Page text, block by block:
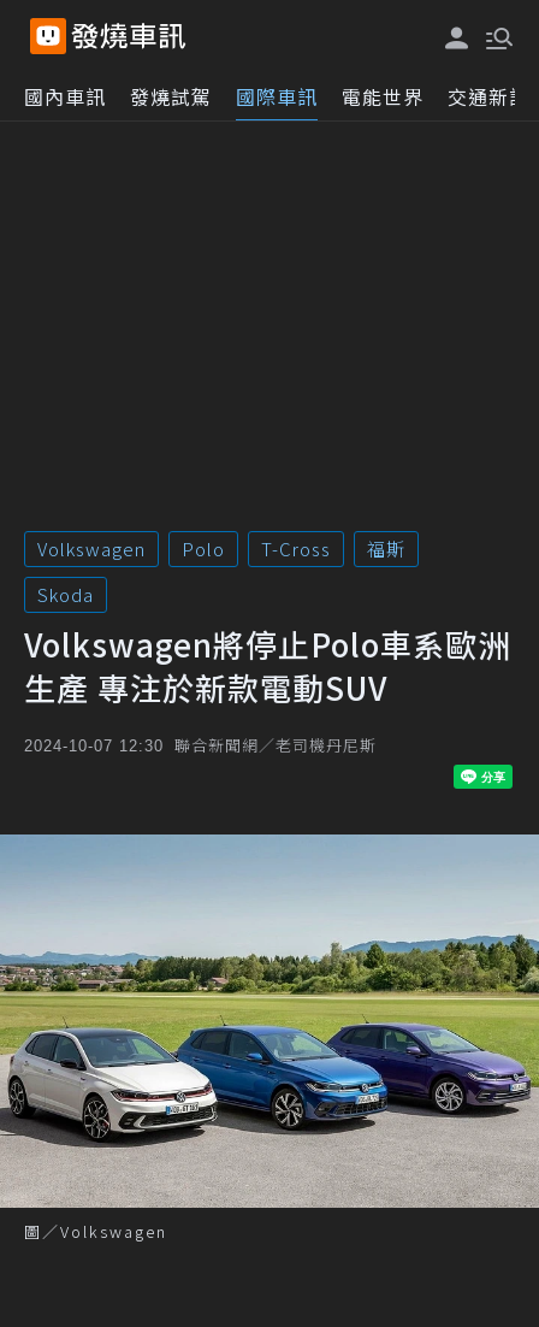
國內車訊 發燒試駕 國際車訊 電能世界 交通新訊
Volkswagen Polo T-Cross
福斯
Skoda
Volkswagen將停止Polo車系歐洲
生產 專注於新款電動SUV
2024-10-07 12:30 聯合新聞網／老司機丹尼斯
圖／Volkswagen